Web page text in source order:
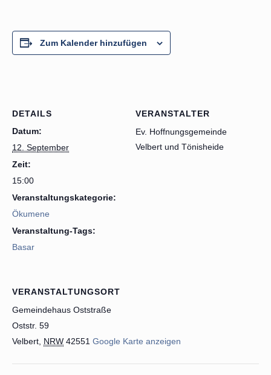
Zum Kalender hinzufügen
DETAILS
Datum:
12. September
Zeit:
15:00
Veranstaltungskategorie:
Ökumene
Veranstaltung-Tags:
Basar
VERANSTALTUNGSORT
Gemeindehaus Oststraße
Oststr. 59
Velbert NRW 42551 Google Karte anzeigen
VERANSTALTER
Ev. Hoffnungsgemeinde
Velbert und Tönisheide